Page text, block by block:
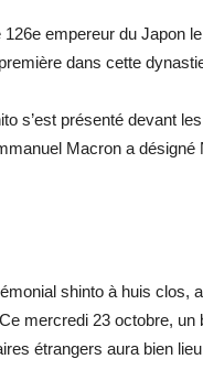
empereur du Japon
dans cette
s’est présenté devant
Macron a
shinto à huis clos,
mercredi 23 octobre, un
étrangers aura bien